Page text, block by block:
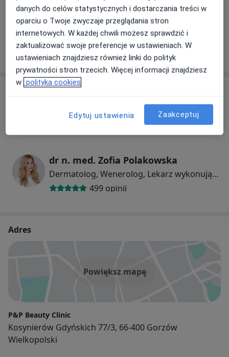
+ 13 usług
W jaki sposób ustalane są ceny?
Specjaliści
Lekarz wykonujący zabiegi medycyny estetycznej
dr n. med. Zofia Polakowska
Dermatolog, Wenerolog, Lekarz wykonujący zabiegi medycyny estetycznej
499 opinii
Adres
Powiększ mapę
P&P Beauty Clinic
Kosynierów Gdyńskich 77/3, 66-400 Gorzów
Wielkopolski
danych do celów statystycznych i dostarczania treści w
oparciu o Twoje zwyczaje przeglądania stron
internetowych. W każdej chwili możesz sprawdzić i
zaktualizować swoje preferencje w ustawieniach. W
ustawieniach znajdziesz również linki do polityk
prywatności stron trzecich. Więcej informacji znajdziesz
w polityka cookies
Edytuj ustawienia Zaakceptuj